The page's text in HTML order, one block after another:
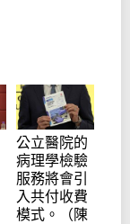
公立醫院的
病理學檢驗
服務將會引
入共付收費
模式。（陳